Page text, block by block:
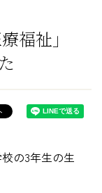
福祉」
の3年生の生